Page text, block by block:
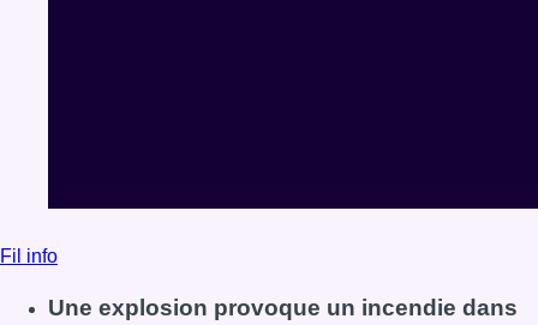
Fil info
Une explosion provoque un incendie dans